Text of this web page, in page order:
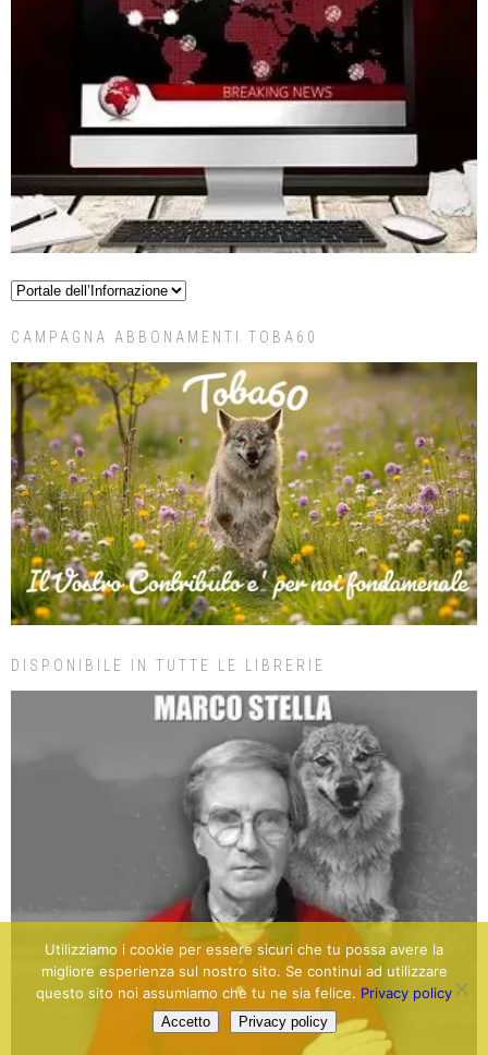
CAMPAGNA ABBONAMENTI TOBA60
DISPONIBILE IN TUTTE LE LIBRERIE
Utilizziamo i cookie per essere sicuri che tu possa avere la
migliore esperienza sul nostro sito. Se continui ad utilizzare
questo sito noi assumiamo che tu ne sia felice. Privacy policy
Accetto Privacy policy